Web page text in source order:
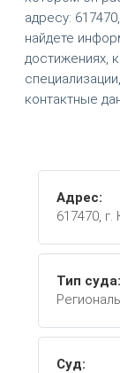
адресу:
найдете
достижениях,
контактные
Адрес:
617470, г.
Тип суда:
Суд: